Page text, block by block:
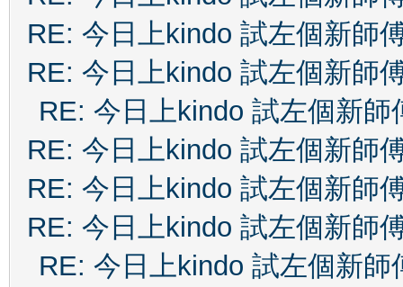
RE: 今日上kindo 試左個新師
RE: 今日上kindo 試左個新師
RE: 今日上kindo 試左個新師
RE: 今日上kindo 試左個新師
RE: 今日上kindo 試左個新師
RE: 今日上kindo 試左個新師
RE: 今日上kindo 試左個新師